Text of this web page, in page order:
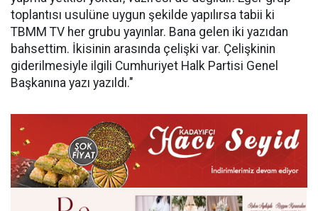
toplantısı usulüne uygun şekilde yapılırsa tabii ki
TBMM TV her grubu yayınlar. Bana gelen iki yazıdan
bahsettim. İkisinin arasında çelişki var. Çelişkinin
giderilmesiyle ilgili Cumhuriyet Halk Partisi Genel
Başkanına yazı yazıldı."